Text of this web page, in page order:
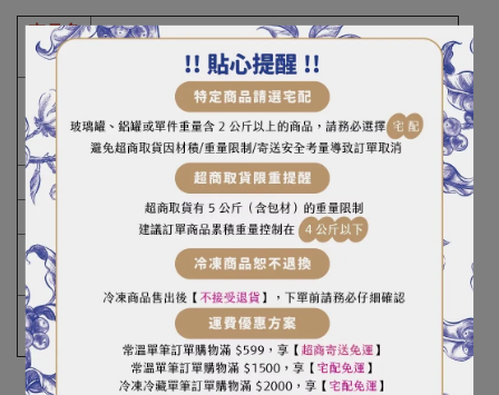
商品名
稱
話梅粉
重
（容）
110g
成分
梅子、葡萄糖、鹽、甜味劑、乙基麥芽醇
保存期
限
保存方
式
請置於乾燥陰涼處，避免高溫及日光直射